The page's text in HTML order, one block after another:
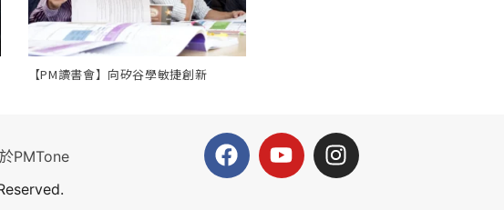
【PM讀書會】向矽谷學敏捷創新
PMTone